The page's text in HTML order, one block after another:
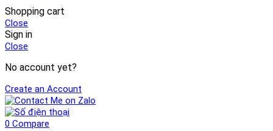
Shopping cart
Close
Sign in
Close
No account yet?
Create an Account
0 Compare